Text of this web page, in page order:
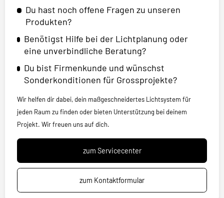
Du hast noch offene Fragen zu unseren
Produkten?
Benötigst Hilfe bei der Lichtplanung oder
eine unverbindliche Beratung?
Du bist Firmenkunde und wünschst
Sonderkonditionen für Grossprojekte?
Wir helfen dir dabei, dein maßgeschneidertes Lichtsystem für
jeden Raum zu finden oder bieten Unterstützung bei deinem
Projekt. Wir freuen uns auf dich.
zum Servicecenter
zum Kontaktformular